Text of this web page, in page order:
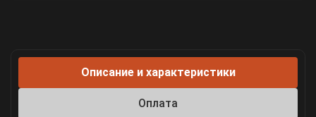
Описание и характеристики
Оплата